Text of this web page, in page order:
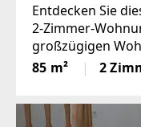
Entdecken Sie
2-Zimmer-
großzügigen
Wohnung den
Paare. Die
85 m² 2